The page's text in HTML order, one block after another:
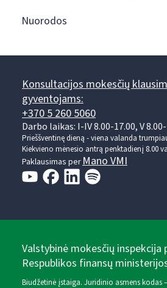
Nuorodos
Konsultacijos mokesčių
gyventojams:
+370 5 260 5060
Darbo laikas: I-IV 8.00-17.00, V
Prieššventinę dieną - viena valanda
Kiekvieno mėnesio antrą penktadienį 8.00
Paklausimas perMano VMI
Valstybinė mokesčių inspekcija
Respublikos finansų
Biudžetinė įstaiga. Juridinio asmens kodas